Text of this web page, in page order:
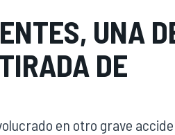
UNA
DE
en otro grave